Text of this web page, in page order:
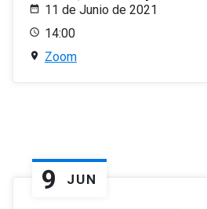
11 de Junio de 2021
14:00
Zoom
9 JUN